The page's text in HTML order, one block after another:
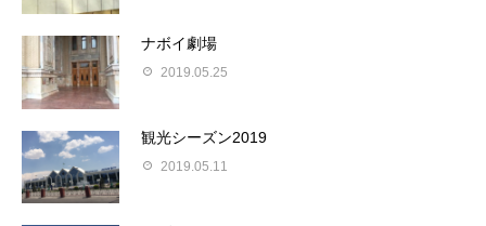
ナボイ劇場
2019.05.25
観光シーズン2019
2019.05.11